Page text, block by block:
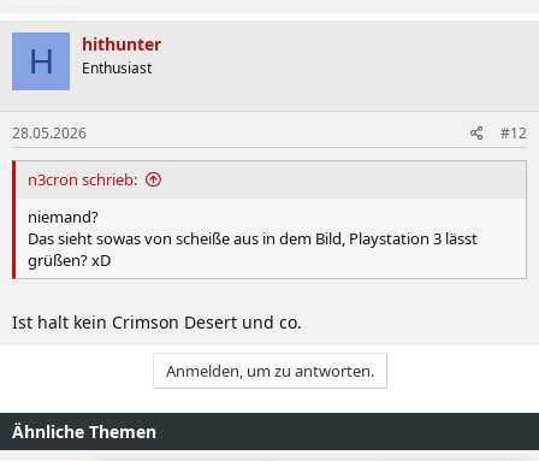
H hithunter
Enthusiast
28.05.2026 #12
n3cron schrieb:
niemand?
Das sieht sowas von scheiße aus in dem Bild, Playstation 3 lässt
grüßen? xD
Ist halt kein Crimson Desert und co.
Anmelden, um zu antworten.
Ähnliche Themen